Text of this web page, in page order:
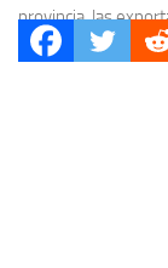
provincia, las
en valores USD